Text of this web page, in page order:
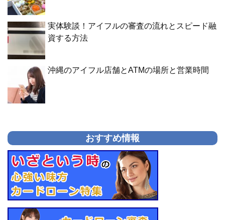
実体験談！アイフルの審査の流れとスピード融
資する方法
沖縄のアイフル店舗とATMの場所と営業時間
おすすめ情報